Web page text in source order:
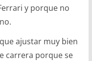
y porque no
ajustar muy bien
carrera porque se